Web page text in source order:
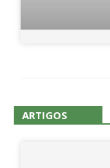
ARTIGOS